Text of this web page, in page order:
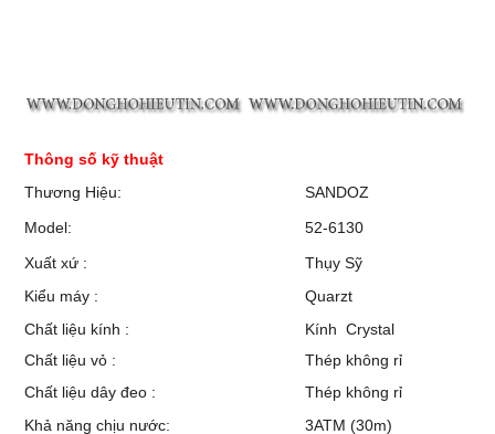
Thông số kỹ thuật
Thương Hiệu:
SANDOZ
Model:
52-6130
Xuất xứ :
Thụy Sỹ
Kiểu máy :
Quarzt
Chất liệu kính :
Kính Crystal
Chất liệu vỏ :
Thép không rỉ
Chất liệu dây đeo :
Thép không rỉ
Khả năng chịu nước:
3ATM (30m)